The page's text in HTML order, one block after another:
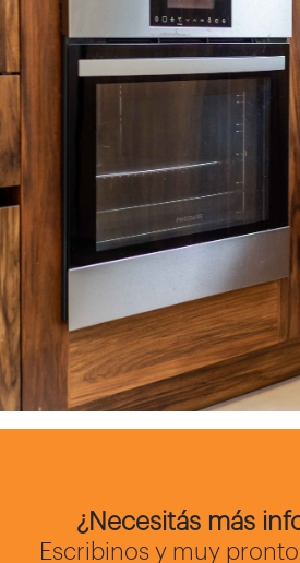
¿Necesitás más
Escribinos y muy